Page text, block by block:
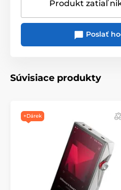
Pokročilé
generácie
Produkt zatiaľ
Poslať
Súvisiace produkty
+Dárek